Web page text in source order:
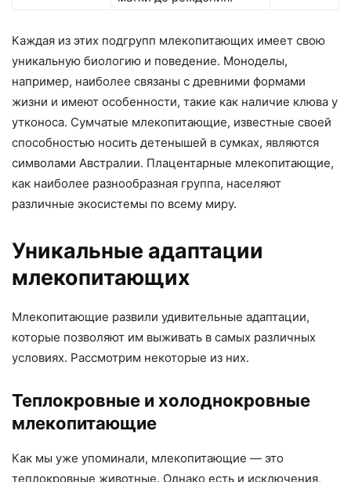
Каждая из этих подгрупп млекопитающих имеет свою
уникальную биологию и поведение. Моноделы,
например, наиболее связаны с древними формами
жизни и имеют особенности, такие как наличие клюва у
утконоса. Сумчатые млекопитающие, известные своей
способностью носить детенышей в сумках, являются
символами Австралии. Плацентарные млекопитающие,
как наиболее разнообразная группа, населяют
различные экосистемы по всему миру.
Уникальные адаптации
млекопитающих
Млекопитающие развили удивительные адаптации,
которые позволяют им выживать в самых различных
условиях. Рассмотрим некоторые из них.
Теплокровные и холоднокровные
млекопитающие
Как мы уже упоминали, млекопитающие — это
теплокровные животные. Однако есть и исключения,